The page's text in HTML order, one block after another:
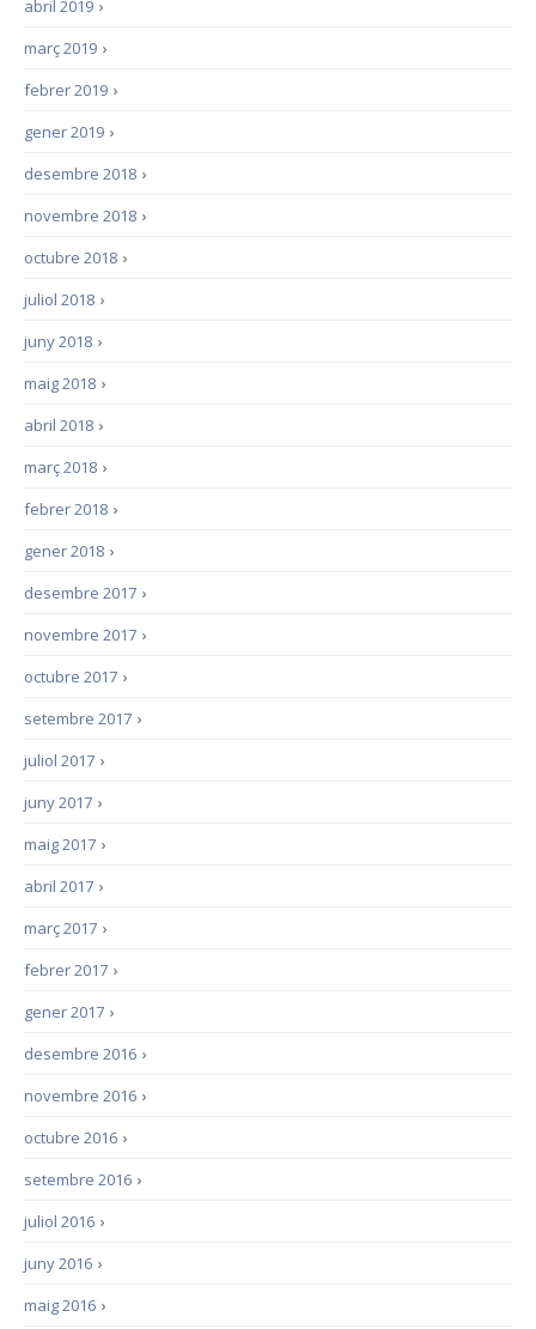
›
abril 2019
›
març 2019
›
febrer 2019
›
gener 2019
›
desembre 2018
›
novembre 2018
›
octubre 2018
›
juliol 2018
›
juny 2018
›
maig 2018
›
abril 2018
›
març 2018
›
febrer 2018
›
gener 2018
›
desembre 2017
›
novembre 2017
›
octubre 2017
›
setembre 2017
›
juliol 2017
›
juny 2017
›
maig 2017
›
abril 2017
›
març 2017
›
febrer 2017
›
gener 2017
›
desembre 2016
›
novembre 2016
›
octubre 2016
›
setembre 2016
›
juliol 2016
›
juny 2016
›
maig 2016